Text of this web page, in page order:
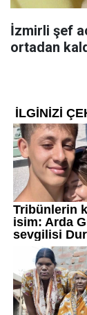
İzmirli şef
ortadan